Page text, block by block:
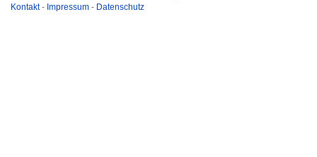
Kontakt- Impressum - Datenschutz